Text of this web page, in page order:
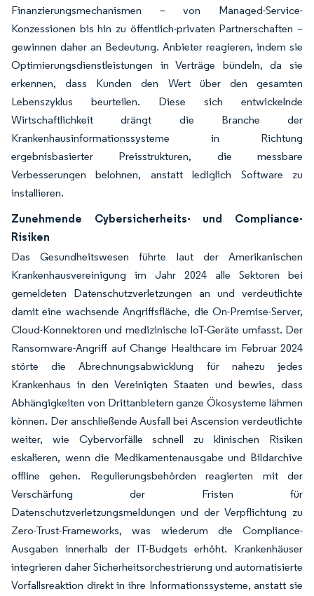
Finanzierungsmechanismen – von Managed-Service-
Konzessionen bis hin zu öffentlich-privaten Partnerschaften –
gewinnen daher an Bedeutung. Anbieter reagieren, indem sie
Optimierungsdienstleistungen in Verträge bündeln, da sie
erkennen, dass Kunden den Wert über den gesamten
Lebenszyklus beurteilen. Diese sich entwickelnde
Wirtschaftlichkeit drängt die Branche der
Krankenhausinformationssysteme in Richtung
ergebnisbasierter Preisstrukturen, die messbare
Verbesserungen belohnen, anstatt lediglich Software zu
installieren.
Zunehmende Cybersicherheits- und Compliance-
Risiken
Das Gesundheitswesen führte laut der Amerikanischen
Krankenhausvereinigung im Jahr 2024 alle Sektoren bei
gemeldeten Datenschutzverletzungen an und verdeutlichte
damit eine wachsende Angriffsfläche, die On-Premise-Server,
Cloud-Konnektoren und medizinische IoT-Geräte umfasst. Der
Ransomware-Angriff auf Change Healthcare im Februar 2024
störte die Abrechnungsabwicklung für nahezu jedes
Krankenhaus in den Vereinigten Staaten und bewies, dass
Abhängigkeiten von Drittanbietern ganze Ökosysteme lähmen
können. Der anschließende Ausfall bei Ascension verdeutlichte
weiter, wie Cybervorfälle schnell zu klinischen Risiken
eskalieren, wenn die Medikamentenausgabe und Bildarchive
offline gehen. Regulierungsbehörden reagierten mit der
Verschärfung der Fristen für
Datenschutzverletzungsmeldungen und der Verpflichtung zu
Zero-Trust-Frameworks, was wiederum die Compliance-
Ausgaben innerhalb der IT-Budgets erhöht. Krankenhäuser
integrieren daher Sicherheitsorchestrierung und automatisierte
Vorfallsreaktion direkt in ihre Informationssysteme, anstatt sie